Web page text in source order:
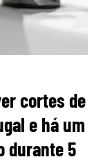
cortes de
e há um
durante 5